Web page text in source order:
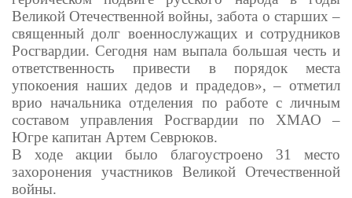
Великой Отечественной войны, забота о старших –
священный долг военнослужащих и сотрудников
Росгвардии. Сегодня нам выпала большая честь и
ответственность привести в порядок места
упокоения наших дедов и прадедов», – отметил
врио начальника отделения по работе с личным
составом управления Росгвардии по ХМАО –
Югре капитан Артем Севрюков.
В ходе акции было благоустроено 31 место
захоронения участников Великой Отечественной
войны.